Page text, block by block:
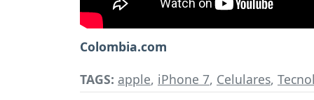
Colombia.com
TAGS: apple, iPhone 7, Celulares,